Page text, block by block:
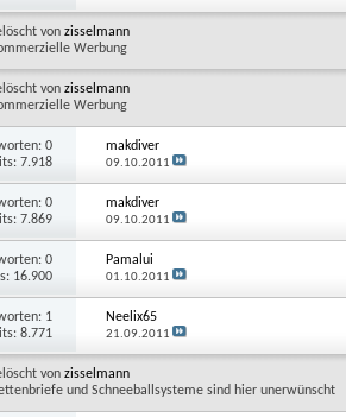
vonzisselmann
Werbung
vonzisselmann
Werbung
0
7.918
makdiver
09.10.2011
0
7.869
makdiver
09.10.2011
0
16.900
Pamalui
01.10.2011
1
8.771
Neelix65
21.09.2011
vonzisselmann
und Schneeballsysteme sind hier unerwünscht